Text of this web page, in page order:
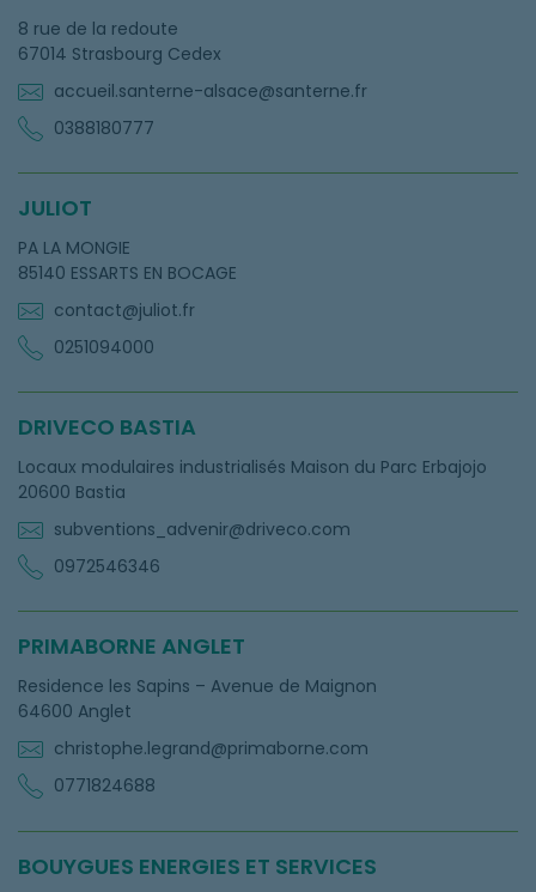
8 rue de la redoute
67014 Strasbourg Cedex
accueil.santerne-alsace@santerne.fr
0388180777
JULIOT
PA LA MONGIE
85140 ESSARTS EN BOCAGE
contact@juliot.fr
0251094000
DRIVECO BASTIA
Locaux modulaires industrialisés Maison du Parc Erbajojo
20600 Bastia
subventions_advenir@driveco.com
0972546346
PRIMABORNE ANGLET
Residence les Sapins – Avenue de Maignon
64600 Anglet
christophe.legrand@primaborne.com
0771824688
BOUYGUES ENERGIES ET SERVICES